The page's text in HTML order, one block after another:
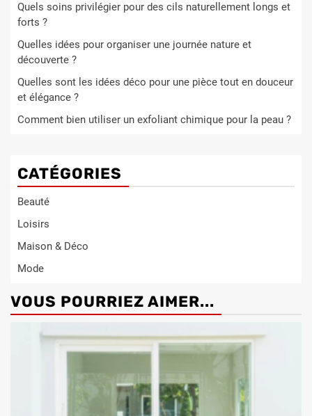
Quels soins privilégier pour des cils naturellement longs et
forts ?
Quelles idées pour organiser une journée nature et
découverte ?
Quelles sont les idées déco pour une pièce tout en douceur
et élégance ?
Comment bien utiliser un exfoliant chimique pour la peau ?
CATÉGORIES
Beauté
Loisirs
Maison & Déco
Mode
VOUS POURRIEZ AIMER...